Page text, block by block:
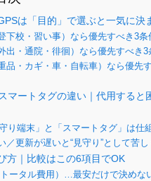
は「目的」で選ぶと一気に決
下校・習い事）なら優先すべき3条
出・通院・徘徊）なら優先すべき3
品・カギ・車・自転車）なら優先
マートタグの違い｜代用すると
り端末」と「スマートタグ」は仕
／更新が遅いと“見守り”として苦し
方｜比較はこの6項目でOK
ータル費用）…最安だけで決めな